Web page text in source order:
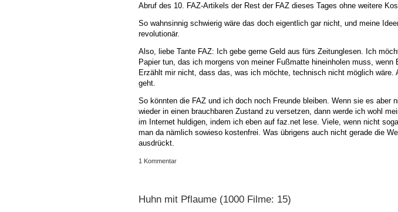
Abruf des 10. FAZ-Artikels der Rest der FAZ dieses Tages ohne weitere
So wahnsinnig schwierig wäre das doch eigentlich gar nicht, und meine
revolutionär.
Also, liebe Tante FAZ: Ich gebe gerne Geld aus fürs Zeitunglesen. Ich
Papier tun, das ich morgens von meiner Fußmatte hineinholen muss,
Erzählt mir nicht, dass das, was ich möchte, technisch nicht möglich
geht.
So könnten die FAZ und ich doch noch Freunde bleiben. Wenn sie es aber
wieder in einen brauchbaren Zustand zu versetzen, dann werde ich wohl
im Internet huldigen, indem ich eben auf faz.net lese. Viele, wenn nicht
man da nämlich sowieso kostenfrei. Was übrigens auch nicht gerade die
ausdrückt.
1 Kommentar
Huhn mit Pflaume (1000 Filme: 15)